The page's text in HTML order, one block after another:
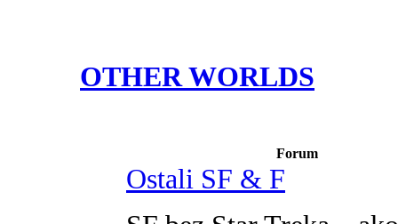
OTHER WORLDS
Forum
Ostali SF & F